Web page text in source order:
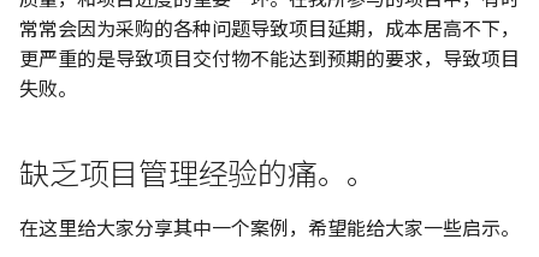
i
n
s
a
5.Ingenuity
6.Crisis
8.Commercialization
常常会因为采购的各种问题导致项目延期，成本居高不下，
更严重的是导致项目交付物不能达到预期的要求，导致项目
失败。
缺乏项目管理经验的痛。。
在这里给大家分享其中一个案例，希望能给大家一些启示。